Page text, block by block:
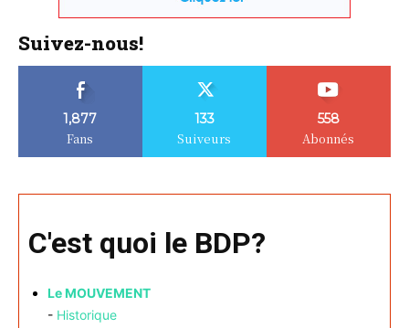
Suivez-nous!
1,877
Fans
133
Suiveurs
558
Abonnés
C'est quoi le BDP?
Le MOUVEMENT
- Historique